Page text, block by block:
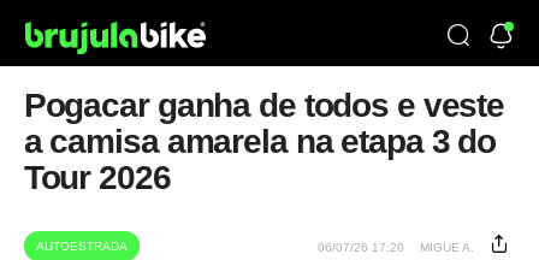
Pogacar ganha de todos e veste
a camisa amarela na etapa 3 do
Tour 2026
AUTOESTRADA 06/07/26 17:20 MIGUE A.